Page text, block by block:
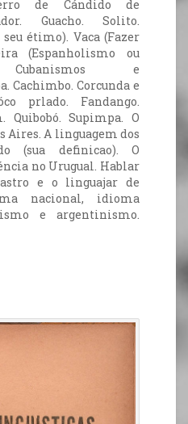
de Cándido de
Guacho. Solito.
seu étimo). Vaca (Fazer
(Espanholismo ou
Cubanismos e
Cachimbo. Corcunda e
prlado. Fandango.
Quibobó. Supimpa. O
Aires. A linguagem dos
(sua definicao). O
no Urugual. Hablar
e o linguajar de
nacional, idioma
e argentinismo.